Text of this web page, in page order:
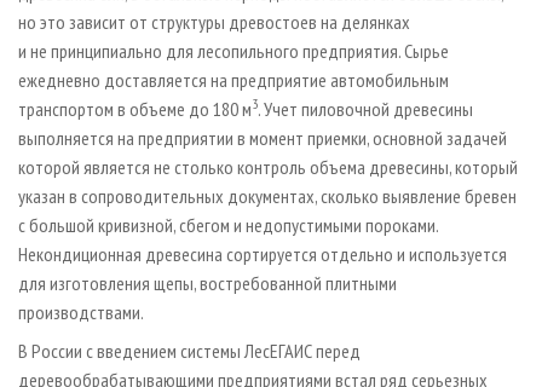
но это зависит от структуры древостоев на делянках
и не принципиально для лесопильного предприятия. Сырье
ежедневно доставляется на предприятие автомобильным
транспортом в объеме до 180 м3. Учет пиловочной древесины
выполняется на предприятии в момент приемки, основной задачей
которой является не столько контроль объема древесины, который
указан в сопроводительных документах, сколько выявление бревен
с большой кривизной, сбегом и недопустимыми пороками.
Некондиционная древесина сортируется отдельно и используется
для изготовления щепы, востребованной плитными
производствами.
В России с введением системы ЛесЕГАИС перед
деревообрабатывающими предприятиями встал ряд серьезных